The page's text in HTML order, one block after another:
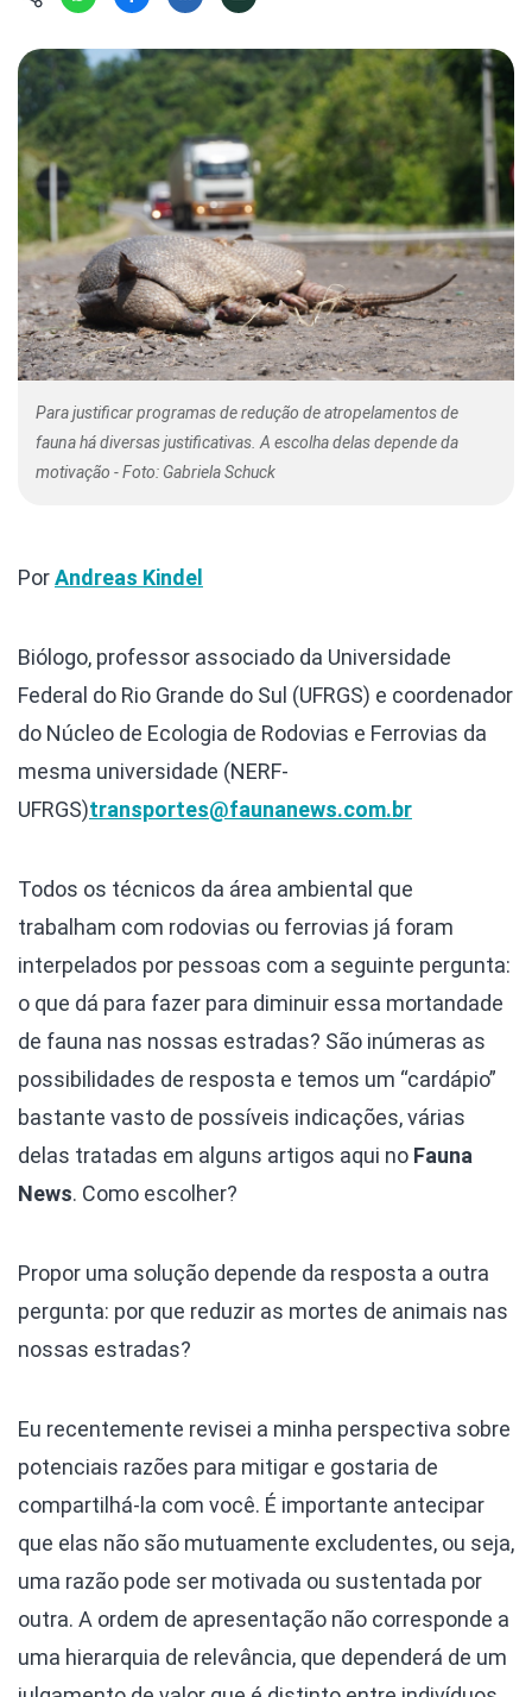
Na Linha
Olha o
Photo
Políticas
Saúde,
Segunda
Túnel do
Universo
Livros do
Nova
Missão
Cursos
Para justificar programas de redução de atropelamentos de
fauna há diversas justificativas. A escolha delas depende da
motivação - Foto: Gabriela Schuck
PorAndreas Kindel
Biólogo, professor associado da Universidade
Federal do Rio Grande do Sul (UFRGS) e coordenador
do Núcleo de Ecologia de Rodovias e Ferrovias da
mesma universidade (NERF-
UFRGS)transportes@faunanews.com.br
Todos os técnicos da área ambiental que
trabalham com rodovias ou ferrovias já foram
interpelados por pessoas com a seguinte pergunta:
o que dá para fazer para diminuir essa mortandade
de fauna nas nossas estradas? São inúmeras as
possibilidades de resposta e temos um “cardápio”
bastante vasto de possíveis indicações, várias
delas tratadas em alguns artigos aqui no Fauna
News. Como escolher?
Propor uma solução depende da resposta a outra
pergunta: por que reduzir as mortes de animais nas
nossas estradas?
Eu recentemente revisei a minha perspectiva sobre
potenciais razões para mitigar e gostaria de
compartilhá-la com você. É importante antecipar
que elas não são mutuamente excludentes, ou seja,
uma razão pode ser motivada ou sustentada por
outra. A ordem de apresentação não corresponde a
uma hierarquia de relevância, que dependerá de um